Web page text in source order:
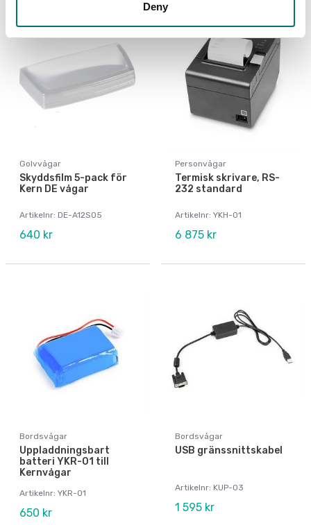
Deny
Golvvågar
Skyddsfilm 5-pack för
Kern DE vågar
Artikelnr: DE-A12S05
640 kr
Personvågar
Termisk skrivare, RS-
232 standard
Artikelnr: YKH-01
6 875 kr
Bordsvågar
Uppladdningsbart
batteri YKR-01 till
Kernvågar
Artikelnr: YKR-01
650 kr
Bordsvågar
USB gränssnittskabel
Artikelnr: KUP-03
1 595 kr